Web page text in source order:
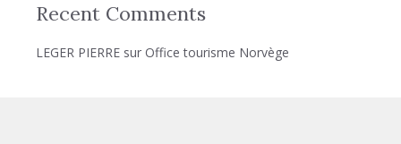
Recent Comments
LEGER PIERRE sur Office tourisme Norvège